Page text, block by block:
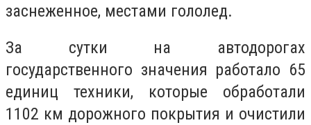
заснеженное, местами гололед.
За сутки на автодорогах
государственного значения работало 65
единиц техники, которые обработали
1102 км дорожного покрытия и очистили